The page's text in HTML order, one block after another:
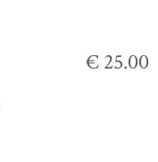
€ 25.00